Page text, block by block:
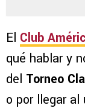
El Club
qué hablar y
del Torneo
o por llegar